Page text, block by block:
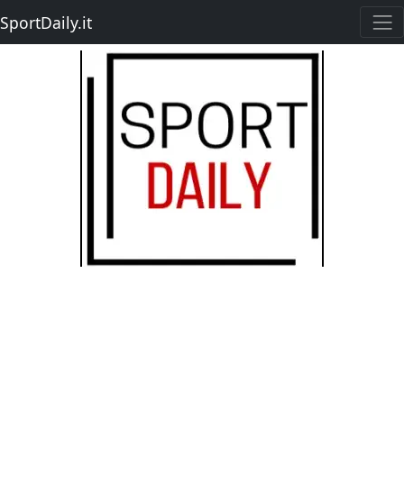
SportDaily.it